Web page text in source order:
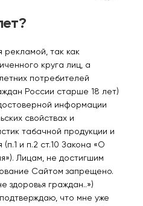
рекламой, так как
круга лиц, а
потребителей
России старше 18 лет)
информации
свойствах и
табачной продукции и
и п.2 ст.10 Закона «О
Лицам, не достигшим
Сайтом запрещено.
здоровья граждан..»)
что мне уже